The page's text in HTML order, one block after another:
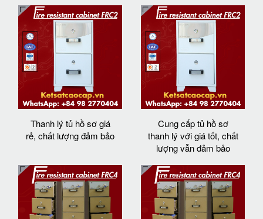
Thanh lý tủ hồ sơ giá
rẻ, chất lượng đảm bảo
Cung cấp tủ hồ sơ
thanh lý với giá tốt, chất
lượng vẫn đảm bảo